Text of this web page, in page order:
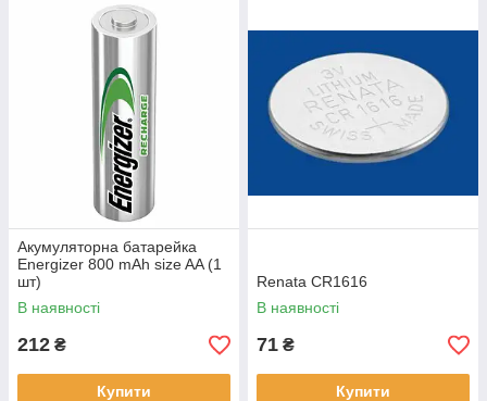
Акумуляторна батарейка
Energizer 800 mAh size AA (1
шт)
В наявності
212 ₴
Купити
Renata CR1616
В наявності
71 ₴
Купити